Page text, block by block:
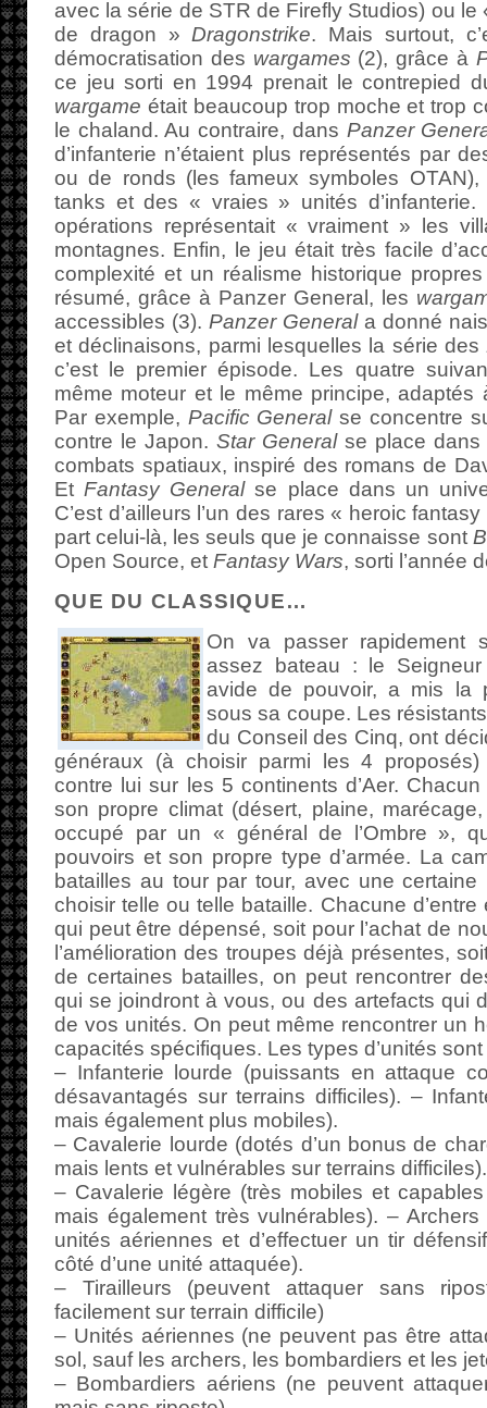
avec la série de STR de Firefly Studios) ou
de dragon » Dragonstrike. Mais surtout,
démocratisation des wargames (2), grâce à
ce jeu sorti en 1994 prenait le contrepied
wargame était beaucoup trop moche et trop
le chaland. Au contraire, dans Panzer
d’infanterie n’étaient plus représentés par
ou de ronds (les fameux symboles
tanks et des « vraies » unités
opérations représentait « vraiment » les
montagnes. Enfin, le jeu était très facile
complexité et un réalisme historique
résumé, grâce à Panzer General, les
accessibles (3). Panzer Generala donné
et déclinaisons, parmi lesquelles la série des
c’est le premier épisode. Les quatre
même moteur et le même principe, adaptés
Par exemple, Pacific Generalse concentre
contre le Japon. Star Generalse place dans
combats spatiaux, inspiré des romans de
Et Fantasy Generalse place dans un
C’est d’ailleurs l’un des rares « heroic
part celui-là, les seuls que je connaisse sont
Open Source, et Fantasy Wars, sorti l’année
QUE DU CLASSIQUE…
On va passer rapidement
assez bateau : le
avide de pouvoir, a mis la
sous sa coupe. Les
du Conseil des Cinq, ont
généraux (à choisir parmi les 4
contre lui sur les 5 continents d’Aer.
son propre climat (désert, plaine,
occupé par un « général de l’Ombre »,
pouvoirs et son propre type d’armée. La
batailles au tour par tour, avec une
choisir telle ou telle bataille. Chacune d’entre
qui peut être dépensé, soit pour l’achat de
l’amélioration des troupes déjà présentes,
de certaines batailles, on peut rencontrer
qui se joindront à vous, ou des artefacts qui
de vos unités. On peut même rencontrer un
capacités spécifiques. Les types d’unités
– Infanterie lourde (puissants en attaque
désavantagés sur terrains difficiles). –
mais également plus mobiles).
– Cavalerie lourde (dotés d’un bonus de
mais lents et vulnérables sur terrains difficiles).
– Cavalerie légère (très mobiles et
mais également très vulnérables). – Archers
unités aériennes et d’effectuer un tir
côté d’une unité attaquée).
– Tirailleurs (peuvent attaquer sans
facilement sur terrain difficile)
– Unités aériennes (ne peuvent pas être
sol, sauf les archers, les bombardiers et les
– Bombardiers aériens (ne peuvent